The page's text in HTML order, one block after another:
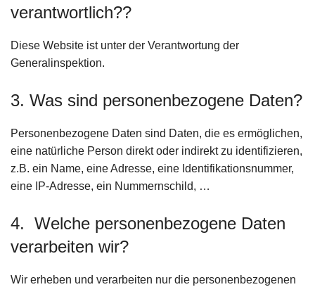
verantwortlich??
Diese Website ist unter der Verantwortung der
Generalinspektion.
3. Was sind personenbezogene Daten?
Personenbezogene Daten sind Daten, die es ermöglichen,
eine natürliche Person direkt oder indirekt zu identifizieren,
z.B. ein Name, eine Adresse, eine Identifikationsnummer,
eine IP-Adresse, ein Nummernschild, …
4. Welche personenbezogene Daten
verarbeiten wir?
Wir erheben und verarbeiten nur die personenbezogenen